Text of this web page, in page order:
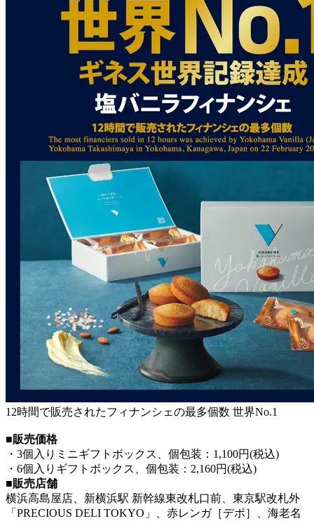
12時間で販売されたフィナンシェの最多個数 世界No.1
■販売価格
・3個入りミニギフトボックス、個包装：1,100円(税込)
・6個入りギフトボックス、個包装：2,160円(税込)
■販売店舗
横浜高島屋店、新横浜駅 新幹線東改札口前、東京駅改札外
「PRECIOUS DELI TOKYO」、赤レンガ［デポ］、海老名